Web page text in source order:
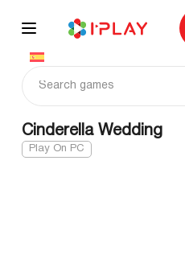
content
Cinderella Wedding
Play On PC